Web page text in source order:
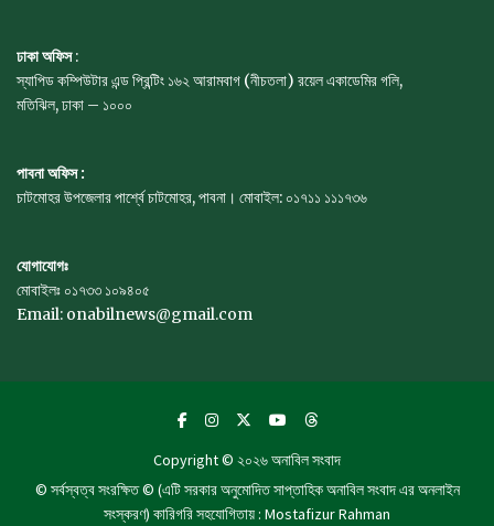
ঢাকা অফিস:
স্যাপিড কম্পিউটার এন্ড প্রিন্টিং ১৬২ আরামবাগ (নীচতলা) রয়েল একাডেমির গলি,
মতিঝিল, ঢাকা – ১০০০
পাবনা অফিস :
চাটমোহর উপজেলার পার্শ্বে চাটমোহর, পাবনা। মোবাইল: ০১৭১১ ১১১৭৩৬
যোগাযোগঃ
মোবাইলঃ ০১৭৩৩ ১০৯৪০৫
Email: onabilnews@gmail.com
Copyright © ২০২৬অনাবিল সংবাদ
© সর্বস্বত্ব সংরক্ষিত © (এটি সরকার অনুমোদিত সাপ্তাহিক অনাবিল সংবাদ এর অনলাইন
সংস্করণ) কারিগরি সহযোগিতায় : Mostafizur Rahman